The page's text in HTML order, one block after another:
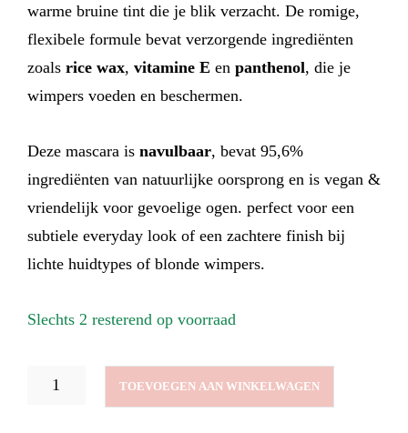
warme bruine tint die je blik verzacht. De romige,
flexibele formule bevat verzorgende ingrediënten
zoals rice wax, vitamine E en panthenol, die je
wimpers voeden en beschermen.
Deze mascara is navulbaar, bevat 95,6%
ingrediënten van natuurlijke oorsprong en is vegan &
vriendelijk voor gevoelige ogen. perfect voor een
subtiele everyday look of een zachtere finish bij
lichte huidtypes of blonde wimpers.
Slechts 2 resterend op voorraad
MASCARA
TOEVOEGEN AAN WINKELWAGEN